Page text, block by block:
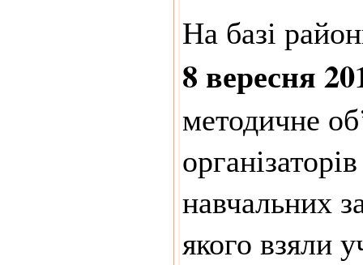
На базі
8 вересня
методичне
навчальних
якого взяли